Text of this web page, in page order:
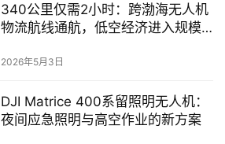
340公里仅需2小时：跨渤海无人机
物流航线通航，低空经济进入规模
2026年5月3日
DJI Matrice 400系留照明无人机：
夜间应急照明与高空作业的新方案